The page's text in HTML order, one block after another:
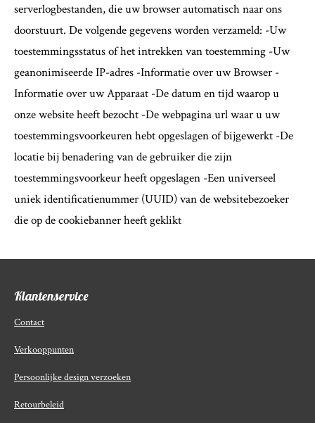
serverlogbestanden, die uw browser automatisch naar ons
doorstuurt. De volgende gegevens worden verzameld: -Uw
toestemmingsstatus of het intrekken van toestemming -Uw
geanonimiseerde IP-adres -Informatie over uw Browser -
Informatie over uw Apparaat -De datum en tijd waarop u
onze website heeft bezocht -De webpagina url waar u uw
toestemmingsvoorkeuren hebt opgeslagen of bijgewerkt -De
locatie bij benadering van de gebruiker die zijn
toestemmingsvoorkeur heeft opgeslagen -Een universeel
uniek identificatienummer (UUID) van de websitebezoeker
die op de cookiebanner heeft geklikt
Klantenservice
Contact
Verkooppunten
Persoonlijke design verzoeken
Retourbeleid